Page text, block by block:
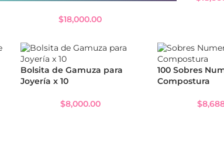
$18,000.00
Bolsita de Gamuza para
Joyería x 10
$8,000.00
100 Sobres
Compostura
$